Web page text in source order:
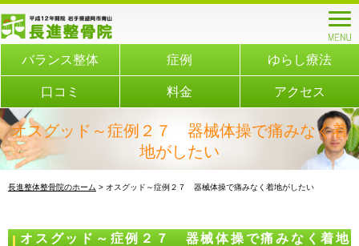
バランス整体 症例 ゆらし療法
口コミ 料金 アクセス
オスグッド～症例２７ 器械体操で痛みなく着
地がしたい
長進整体整骨院のホーム > オスグッド～症例２７ 器械体操で痛みなく着地がしたい
オスグッド～症例２７ 器械体操で痛みなく着地